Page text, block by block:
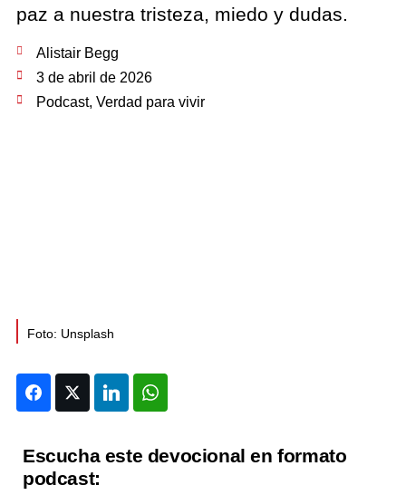
paz a nuestra tristeza, miedo y dudas.
Alistair Begg
3 de abril de 2026
Podcast, Verdad para vivir
Foto: Unsplash
FacebookTwitter LinkedIn
Escucha este devocional en formato
podcast: